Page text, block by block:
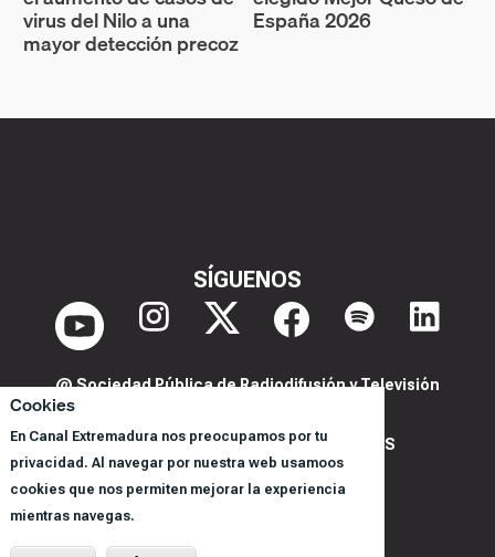
Cookies
En Canal Extremadura nos preocupamos por tu
privacidad. Al navegar por nuestra web usamoos
cookies que nos permiten mejorar la experiencia
mientras navegas.
virus del Nilo a una
mayor detección precoz
España 2026
SÍGUENOS
@ Sociedad Pública de Radiodifusión y Televisión
POLITICA DE PRIVACIDAD Y COOKIES